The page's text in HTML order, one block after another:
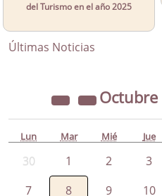
del Turismo en el año 2025
Últimas Noticias
Octubre
Lun Mar Mié Jue
30 1 2 3
7
8 9 10